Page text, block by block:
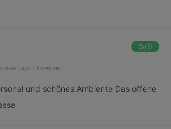
5/6
a year ago · 1 review
und schönes Ambiente Das offene